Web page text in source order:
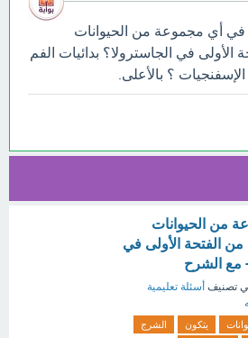
أي مجموعة من الحيوانات
في الجاسترولا؟ بدائيات الفم
؟ بالأعلى.
من الحيوانات
الفتحة الأولى في
- مع الشرح
تصنيف أسئلة تعليمية
يتكون
الشرج